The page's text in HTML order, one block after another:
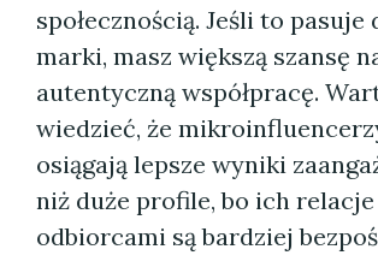
społecznością. Jeśli to pasuje
marki, masz większą szansę
autentyczną współpracę.
wiedzieć, że
osiągają lepsze wyniki
niż duże profile, bo ich relacje
odbiorcami są bardziej